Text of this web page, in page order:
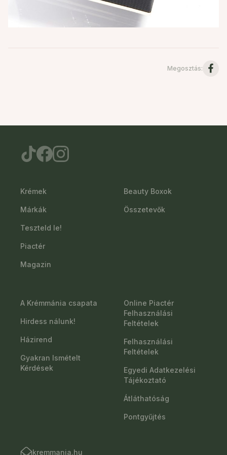
Megosztás:
Krémek
Márkák
Teszteld le!
Piactér
Magazin
Beauty Boxok
Összetevők
A Krémmánia csapata
Hirdess nálunk!
Házirend
Gyakran Ismételt
Kérdések
Online Piactér
Felhasználási
Feltételek
Felhasználási
Feltételek
Egyedi Adatkezelési
Tájékoztató
Átláthatóság
Pontgyűjtés
kremmania.hu